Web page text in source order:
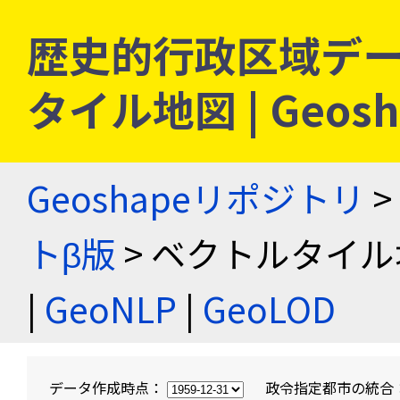
歴史的行政区域デ
タイル地図 |
Geoshapeリポジトリ >
トβ版 > ベクトルタイ
| GeoNLP | GeoLOD
データ作成時点： 政令指定都市の統